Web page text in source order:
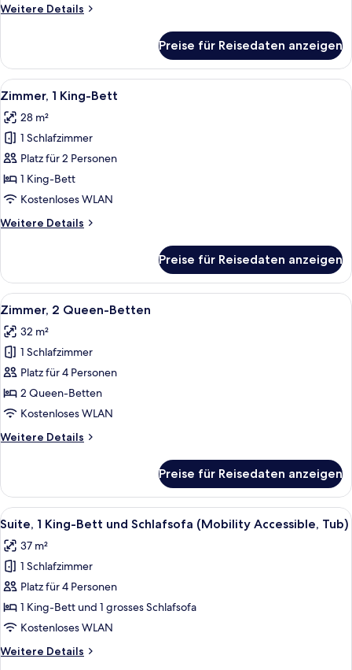
Weitere Details
Weitere
Mehrere
Betten
Preise für Reisedaten anzeigen
Alle
Fotos
für
Zimmer,
1 King-
Bett
anzeigen
Ein Hotelzimmer mit einer Couch,
6
Zimmer, 1 King-Bett
28 m²
1 Schlafzimmer
Platz für 2 Personen
1 King-Bett
Kostenloses WLAN
Weitere Details
Weitere
1 King-
Bett
Preise für Reisedaten anzeigen
Alle
Fotos
für
Zimmer,
2 Queen-
Betten
anzeigen
Ein Hotelzimmer mit einer Couch,
6
Zimmer, 2 Queen-Betten
32 m²
1 Schlafzimmer
Platz für 4 Personen
2 Queen-Betten
Kostenloses WLAN
Weitere Details
Weitere
2 Queen-
Betten
Preise für Reisedaten anzeigen
Alle
Fotos
für
Suite,
1 King-
Bett
und
(Mobility
Ein Hotelzimmer mit einem großen
6
Suite, 1 King-Bett und Schlafsofa (Mobility Accessible, Tub)
37 m²
1 Schlafzimmer
Platz für 4 Personen
1 King-Bett und 1 grosses Schlafsofa
Kostenloses WLAN
Weitere Details
Weitere